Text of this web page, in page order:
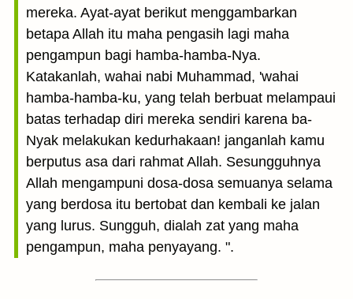
mereka. Ayat-ayat berikut menggambarkan
betapa Allah itu maha pengasih lagi maha
pengampun bagi hamba-hamba-Nya.
Katakanlah, wahai nabi Muhammad, 'wahai
hamba-hamba-ku, yang telah berbuat melampaui
batas terhadap diri mereka sendiri karena ba-
Nyak melakukan kedurhakaan! janganlah kamu
berputus asa dari rahmat Allah. Sesungguhnya
Allah mengampuni dosa-dosa semuanya selama
yang berdosa itu bertobat dan kembali ke jalan
yang lurus. Sungguh, dialah zat yang maha
pengampun, maha penyayang. ".